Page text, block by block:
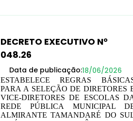
DECRETO EXECUTIVO N°
048.26
Data de publicação:18/06/2026
ESTABELECE REGRAS
PARA A SELEÇÃO DE DIRETORES
VICE-DIRETORES DE ESCOLAS
REDE PÚBLICA MUNICIPAL
ALMIRANTE TAMANDARÉ DO